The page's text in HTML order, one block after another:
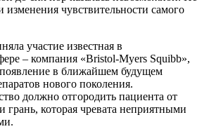
изменения чувствительности самого
участие известная в
– компания «Bristol-Myers Squibb»,
в ближайшем будущем
нового поколения.
должно отгородить пациента от
грань, которая чревата неприятными